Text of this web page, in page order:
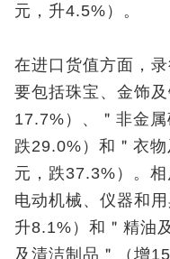
元，升4.5%）。
在进口货值方面，
要包括珠宝、金饰
17.7%）、＂非金
跌29.0%）和＂衣
元，跌37.3%）。
电动机械、仪器和
升8.1%）和＂精油
及清洁制品＂（增